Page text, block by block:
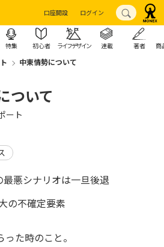
口座開設 ログイン
特集 初心者 ライフデザイン 連載 著者 商
中東情勢について
ついて
ート
悪シナリオは一旦後退
の不確定要素
た時のこと。